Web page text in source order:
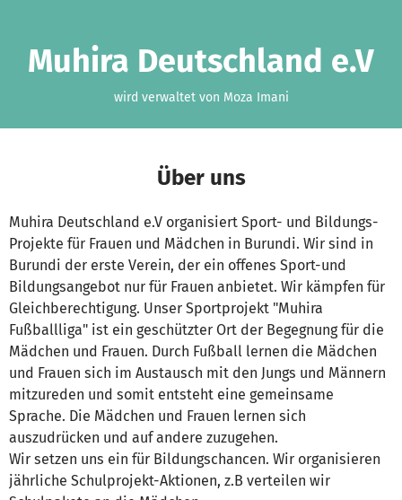
Muhira Deutschland e.V
wird verwaltet von Moza Imani
Über uns
Muhira Deutschland e.V organisiert Sport- und Bildungs-
Projekte für Frauen und Mädchen in Burundi. Wir sind in
Burundi der erste Verein, der ein offenes Sport-und
Bildungsangebot nur für Frauen anbietet. Wir kämpfen für
Gleichberechtigung. Unser Sportprojekt "Muhira
Fußballliga" ist ein geschützter Ort der Begegnung für die
Mädchen und Frauen. Durch Fußball lernen die Mädchen
und Frauen sich im Austausch mit den Jungs und Männern
mitzureden und somit entsteht eine gemeinsame
Sprache. Die Mädchen und Frauen lernen sich
auszudrücken und auf andere zuzugehen.
Wir setzen uns ein für Bildungschancen. Wir organisieren
jährliche Schulprojekt-Aktionen, z.B verteilen wir